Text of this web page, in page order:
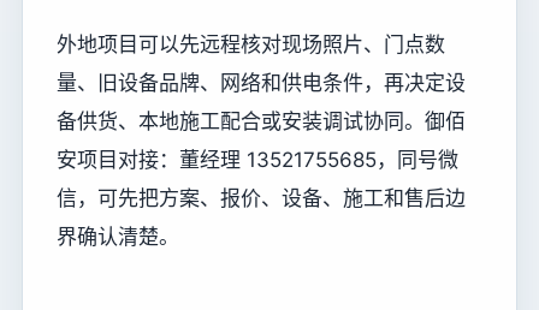
外地项目可以先远程核对现场照片、门点数
量、旧设备品牌、网络和供电条件，再决定设
备供货、本地施工配合或安装调试协同。御佰
安项目对接：董经理 13521755685，同号微
信，可先把方案、报价、设备、施工和售后边
界确认清楚。